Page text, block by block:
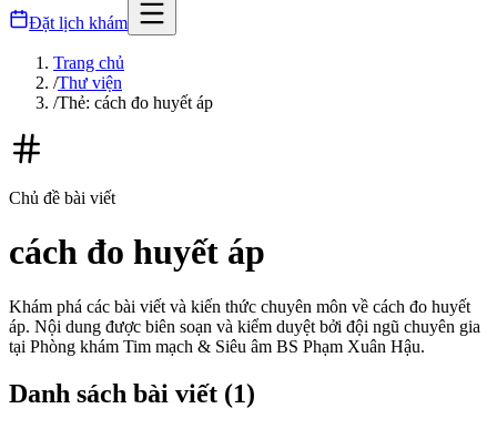
Đặt lịch khám
Trang chủ
/Thư viện
/Thẻ: cách đo huyết áp
Chủ đề bài viết
cách đo huyết áp
Khám phá các bài viết và kiến thức chuyên môn về cách đo huyết
áp. Nội dung được biên soạn và kiểm duyệt bởi đội ngũ chuyên gia
tại Phòng khám Tim mạch & Siêu âm BS Phạm Xuân Hậu.
Danh sách bài viết (1)